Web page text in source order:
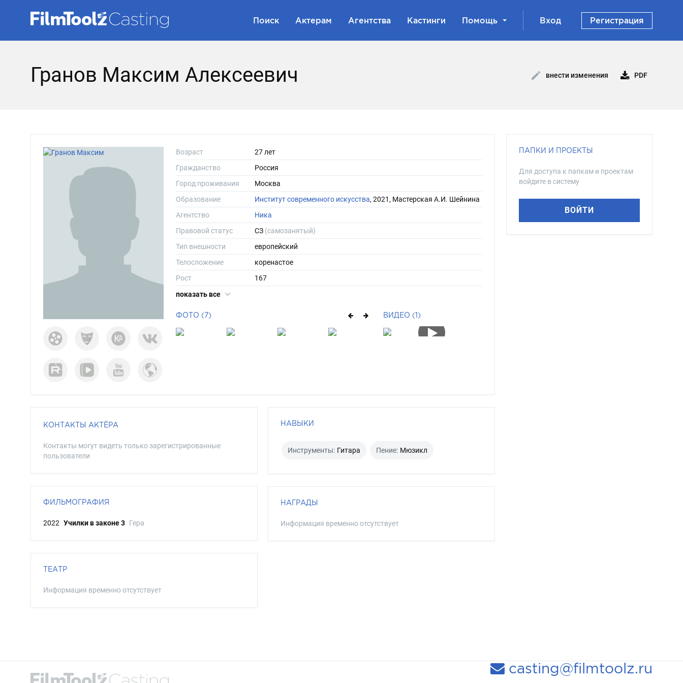
Поиск Актерам Агентства Кастинги Помощь Вход Регистрация
Гранов Максим Алексеевич внести изменения PDF
Возраст
27 лет
Гражданство
Россия
Город проживания
Москва
Образование
Институт современного искусства, 2021, Мастерская А.И. Шейнина
Агентство
Ника
Правовой статус
СЗ (самозанятый)
Тип внешности
европейский
Телосложение
коренастое
Рост
167
Вес
показать все
ФОТО (7) ВИДЕО (1)
КОНТАКТЫ АКТЁРА
Контакты могут видеть только зарегистрированные
пользователи
ФИЛЬМОГРАФИЯ
2022 Училки в законе 3 Гера
ТЕАТР
Информация временно отсутствует
НАВЫКИ
Инструменты: Гитара Пение: Мюзикл
НАГРАДЫ
Информация временно отсутствует
ПАПКИ И ПРОЕКТЫ
Для доступа к папкам и проектам
войдите в систему
ВОЙТИ
casting@filmtoolz.ru